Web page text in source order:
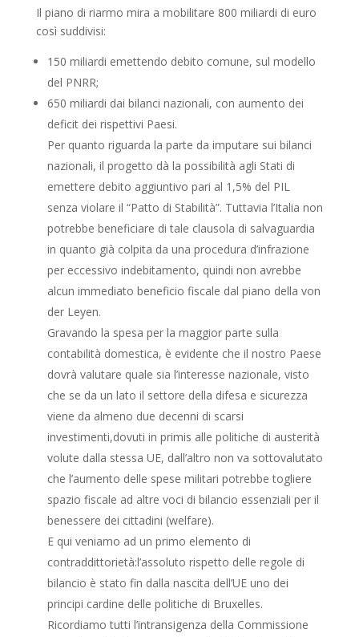
Il piano di riarmo mira a mobilitare 800 miliardi di euro
così suddivisi:
150 miliardi emettendo debito comune, sul modello
del PNRR;
650 miliardi dai bilanci nazionali, con aumento dei
deficit dei rispettivi Paesi.
Per quanto riguarda la parte da imputare sui bilanci
nazionali, il progetto dà la possibilità agli Stati di
emettere debito aggiuntivo pari al 1,5% del PIL
senza violare il “Patto di Stabilità”. Tuttavia l’Italia non
potrebbe beneficiare di tale clausola di salvaguardia
in quanto già colpita da una procedura d’infrazione
per eccessivo indebitamento, quindi non avrebbe
alcun immediato beneficio fiscale dal piano della von
der Leyen.
Gravando la spesa per la maggior parte sulla
contabilità domestica, è evidente che il nostro Paese
dovrà valutare quale sia l’interesse nazionale, visto
che se da un lato il settore della difesa e sicurezza
viene da almeno due decenni di scarsi
investimenti,dovuti in primis alle politiche di austerità
volute dalla stessa UE, dall’altro non va sottovalutato
che l’aumento delle spese militari potrebbe togliere
spazio fiscale ad altre voci di bilancio essenziali per il
benessere dei cittadini (welfare).
E qui veniamo ad un primo elemento di
contraddittorietà:l’assoluto rispetto delle regole di
bilancio è stato fin dalla nascita dell’UE uno dei
principi cardine delle politiche di Bruxelles.
Ricordiamo tutti l’intransigenza della Commissione